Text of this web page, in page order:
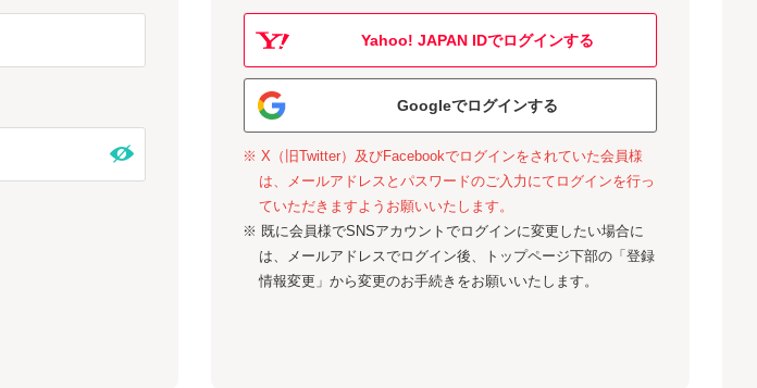
Yahoo! JAPAN IDでログインする
Googleでログインする
※ X（旧Twitter）及びFacebookでログインをされていた会員様
は、メールアドレスとパスワードのご入力にてログインを行っ
ていただきますようお願いいたします。
※ 既に会員様でSNSアカウントでログインに変更したい場合に
は、メールアドレスでログイン後、トップページ下部の「登録
情報変更」から変更のお手続きをお願いいたします。